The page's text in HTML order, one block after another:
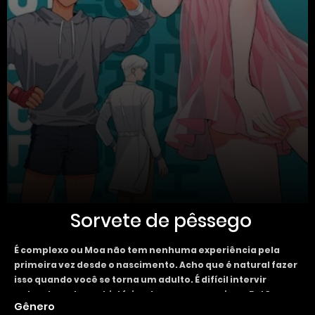
Sorvete de pêssego
É complexo ou Moa não tem nenhuma experiência pela
primeira vez desde o nascimento. Acho que é natural fazer
isso quando você se torna um adulto. É difícil intervir
naturalmente em histórias de sexo com amigos. Então, um
dia, enquanto jogava o jogo da verdade com os membros do
Gênero